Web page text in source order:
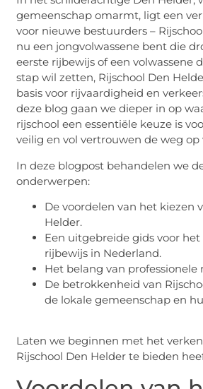
gemeenschap omarmt, ligt een
voor nieuwe bestuurders –
nu een jongvolwassene bent die
eerste rijbewijs of een volwassene
stap wil zetten, Rijschool Den
basis voor rijvaardigheid en
deze blog gaan we dieper in op
rijschool een essentiële keuze is
veilig en vol vertrouwen de weg op
In deze blogpost behandelen we
onderwerpen:
De voordelen van het kiezen
Helder.
Een uitgebreide gids voor
rijbewijs in Nederland.
Het belang van professionele
De betrokkenheid van
de lokale gemeenschap en
Laten we beginnen met het
Rijschool Den Helder te bieden